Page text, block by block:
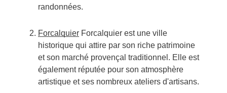
randonnées.
ForcalquierForcalquier est une ville
historique qui attire par son riche patrimoine
et son marché provençal traditionnel. Elle est
également réputée pour son atmosphère
artistique et ses nombreux ateliers d'artisans.